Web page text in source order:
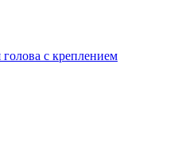
с креплением